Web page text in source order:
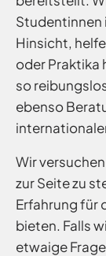
Studentinnen
Hinsicht,
oder Praktika
so
ebenso
Wir
zur Seite zu
Erfahrung für
bieten. Falls
etwaige